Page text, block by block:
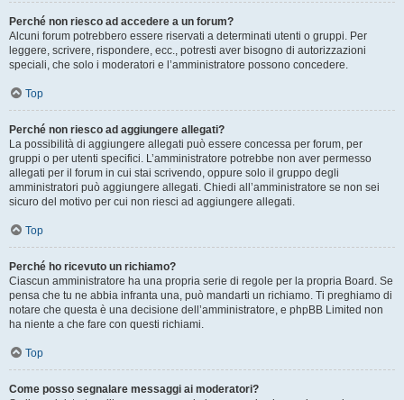
Perché non riesco ad accedere a un forum?
Alcuni forum potrebbero essere riservati a determinati utenti o gruppi. Per
leggere, scrivere, rispondere, ecc., potresti aver bisogno di autorizzazioni
speciali, che solo i moderatori e l’amministratore possono concedere.
Top
Perché non riesco ad aggiungere allegati?
La possibilità di aggiungere allegati può essere concessa per forum, per
gruppi o per utenti specifici. L’amministratore potrebbe non aver permesso
allegati per il forum in cui stai scrivendo, oppure solo il gruppo degli
amministratori può aggiungere allegati. Chiedi all’amministratore se non sei
sicuro del motivo per cui non riesci ad aggiungere allegati.
Top
Perché ho ricevuto un richiamo?
Ciascun amministratore ha una propria serie di regole per la propria Board. Se
pensa che tu ne abbia infranta una, può mandarti un richiamo. Ti preghiamo di
notare che questa è una decisione dell’amministratore, e phpBB Limited non
ha niente a che fare con questi richiami.
Top
Come posso segnalare messaggi ai moderatori?